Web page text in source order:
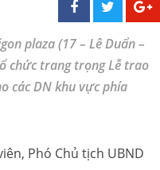
plaza (17 – Lê Duẩn –
chức trang trọng Lễ trao
các DN khu vực phía
Phó Chủ tịch UBND